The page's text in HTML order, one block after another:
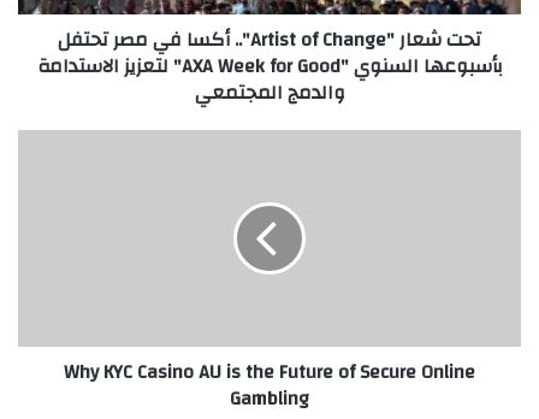
تحتفل
بأسبوعها
السنوي
تحت شعار "Artist of Change".. أكسا في مصر تحتفل
بأسبوعها السنوي "AXA Week for Good" لتعزيز الاستدامة
والدمج المجتمعي
Secure
Online
Why KYC Casino AU is the Future of Secure Online
Gambling